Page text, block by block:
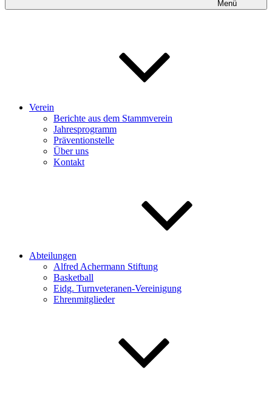
Menü
Verein
Berichte aus dem Stammverein
Jahresprogramm
Präventionstelle
Über uns
Kontakt
Abteilungen
Alfred Achermann Stiftung
Basketball
Eidg. Turnveteranen-Vereinigung
Ehrenmitglieder